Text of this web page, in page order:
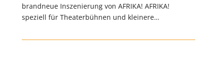
brandneue Inszenierung von AFRIKA! AFRIKA!
speziell für Theaterbühnen und kleinere…